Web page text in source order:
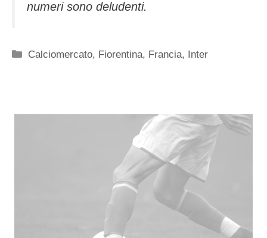
numeri sono deludenti.
Categorie
Calciomercato, Fiorentina, Francia, Inter